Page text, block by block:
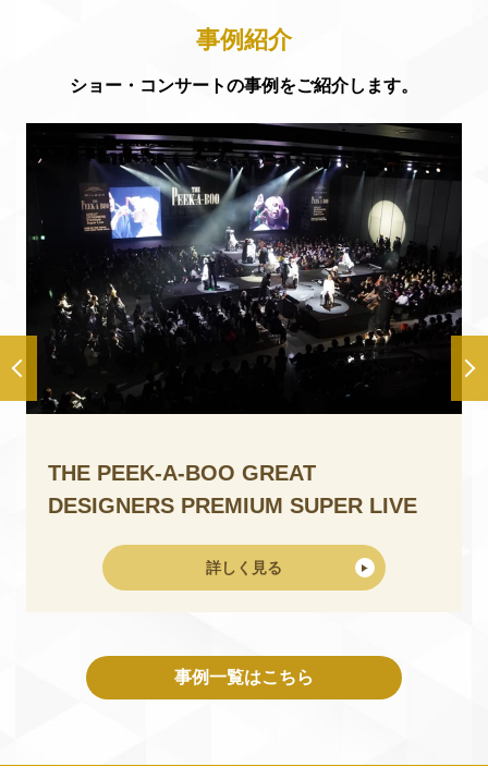
事例紹介
ショー・コンサートの事例をご紹介します。
THE PEEK-A-BOO GREAT
DESIGNERS PREMIUM SUPER LIVE
詳しく見る
事例一覧はこちら